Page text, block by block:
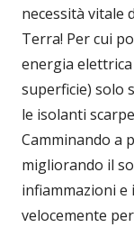
necessità vitale
Terra! Per cui
energia
superficie) solo
le isolanti
Camminando a
migliorando il
infiammazioni
velocemente